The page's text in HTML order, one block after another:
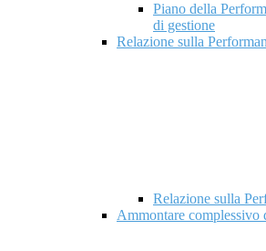
Piano della
di gestione
Relazione sulla
Relazione sulla
Ammontare complessivo